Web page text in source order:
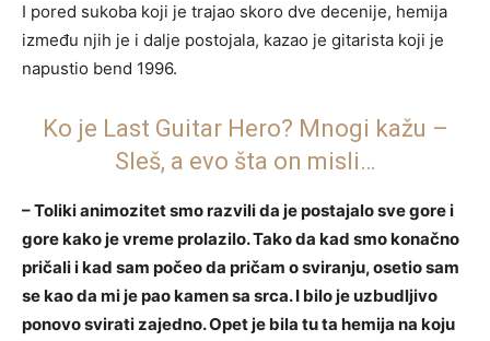
I pored sukoba koji je trajao skoro dve decenije, hemija
između njih je i dalje postojala, kazao je gitarista koji je
napustio bend 1996.
Ko je Last Guitar Hero? Mnogi kažu –
Sleš, a evo šta on misli…
– Toliki animozitet smo razvili da je postajalo sve gore i
gore kako je vreme prolazilo. Tako da kad smo konačno
pričali i kad sam počeo da pričam o sviranju, osetio sam
se kao da mi je pao kamen sa srca. I bilo je uzbudljivo
ponovo svirati zajedno. Opet je bila tu ta hemija na koju